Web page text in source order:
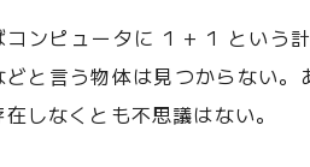
コンピュータに 1 + 1 という
どと言う物体は見つからない
しなくとも不思議はない。